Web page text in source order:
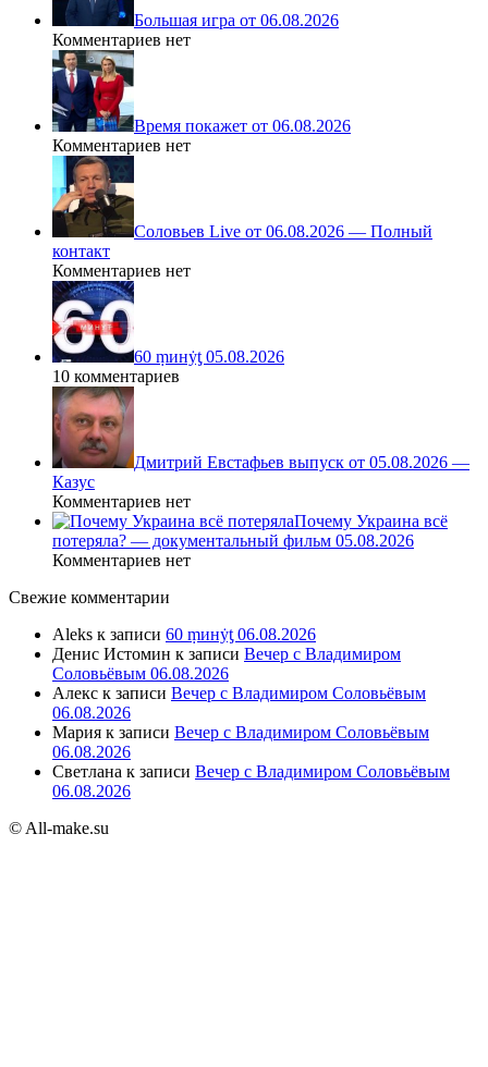
Большая игра от 06.08.2026
Комментариев нет
Время покажет от 06.08.2026
Комментариев нет
Соловьев Live от 06.08.2026 — Полный
контакт
Комментариев нет
60 ṃинẏƫ 05.08.2026
10 комментариев
Дмитрий Евстафьев выпуск от 05.08.2026 —
Казус
Комментариев нет
Почему Украина всё
потеряла? — документальный фильм 05.08.2026
Комментариев нет
Свежие комментарии
Aleks к записи 60 ṃинẏƫ 06.08.2026
Денис Истомин к записи Вечер с Владимиром
Соловьёвым 06.08.2026
Алекс к записи Вечер с Владимиром Соловьёвым
06.08.2026
Мария к записи Вечер с Владимиром Соловьёвым
06.08.2026
Светлана к записи Вечер с Владимиром Соловьёвым
06.08.2026
© All-make.su